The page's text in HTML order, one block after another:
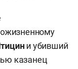
и убивший
казанец